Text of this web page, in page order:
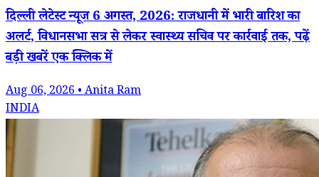
दिल्ली लेटेस्ट न्यूज 6 अगस्त, 2026: राजधानी में भारी बारिश का
अलर्ट, विधानसभा सत्र से लेकर स्वास्थ्य सचिव पर कार्रवाई तक, पढ़ें
बड़ी खबरें एक क्लिक में
Aug 06, 2026 • Anita Ram
INDIA